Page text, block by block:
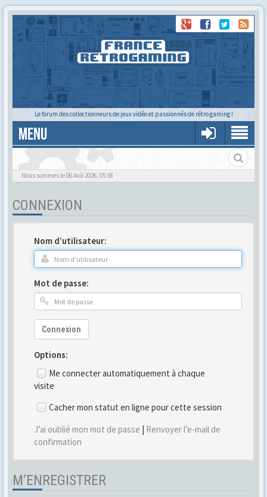
Le forum des collectionneurs de jeux vidéo et passionnés de rétro gaming !
MENU
Gère ton profil et tes préférences
Nous sommes le 06 Aoû 2026, 05:58
CONNEXION
Nom d’utilisateur:
Mot de passe:
Connexion
Options:
Me connecter automatiquement à chaque
visite
Cacher mon statut en ligne pour cette session
J’ai oublié mon mot de passe | Renvoyer l’e-mail de
confirmation
M’ENREGISTRER